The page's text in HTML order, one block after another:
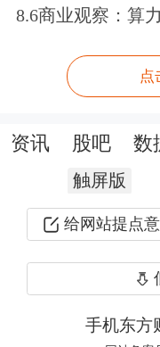
滑。出栏与收
易均重下滑。
下跌格局下
弱。截至上周
三元仔猪出栏
跌7.31%。15
323.37元/头
面，因前期新
外销售积极
8.6商业观察：算
点
资讯 股吧 数
触屏版
给网站提点
手机东方